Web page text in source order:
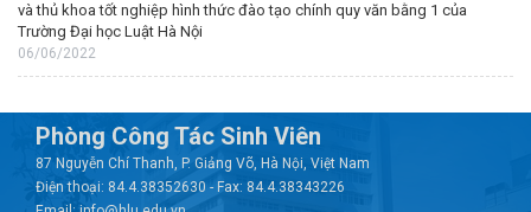
và thủ khoa tốt nghiệp hình thức đào tạo chính quy văn bằng 1 của
Trường Đại học Luật Hà Nội
06/06/2022
Phòng Công Tác Sinh Viên
87 Nguyễn Chí Thanh, P. Giảng Võ, Hà Nội, Việt Nam
Điện thoại: 84.4.38352630 - Fax: 84.4.38343226